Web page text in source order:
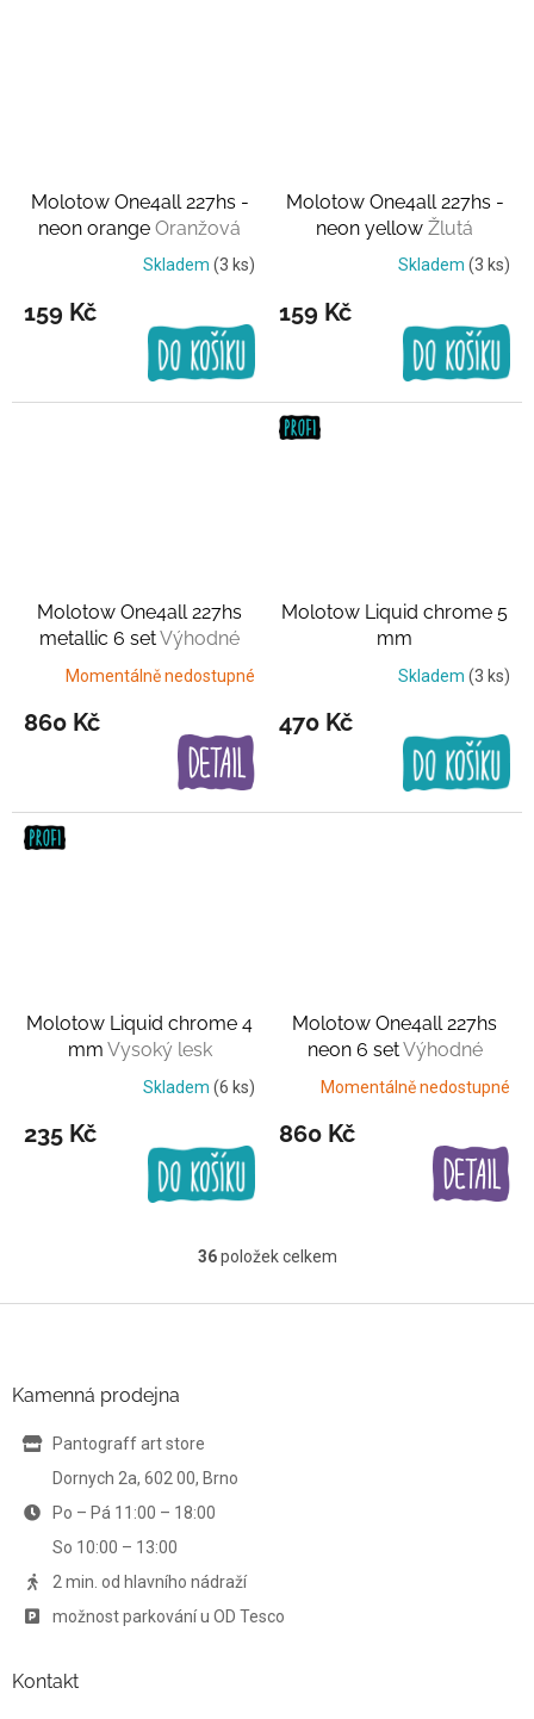
Molotow One4all 227hs -
neon orange Oranžová
Skladem (3 ks)
159 Kč
Molotow One4all 227hs -
neon yellow Žlutá
Skladem (3 ks)
159 Kč
Molotow One4all 227hs
metallic 6 setVýhodné
balení
Momentálně nedostupné
860 Kč
Molotow Liquid chrome 5
mm
Skladem (3 ks)
470 Kč
Molotow Liquid chrome 4
mm Vysoký lesk
Skladem (6 ks)
235 Kč
Molotow One4all 227hs
neon 6 setVýhodné
balení
Momentálně nedostupné
860 Kč
O
l
p
i
36položek celkem
Kamenná prodejna
Pantograff art store
Dornych 2a, 602 00, Brno
Po – Pá 11:00 – 18:00
So 10:00 – 13:00
2 min. od hlavního nádraží
možnost parkování u OD Tesco
Kontakt